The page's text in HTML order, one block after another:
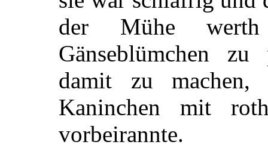
der Mühe
Gänseblümchen
damit zu
Kaninchen mit
vorbeirannte.